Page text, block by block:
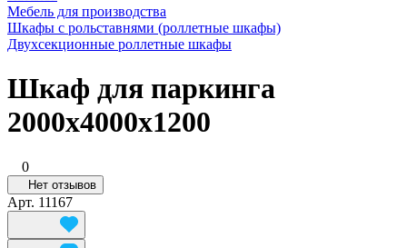
Мебель для производства
Шкафы с рольставнями (роллетные шкафы)
Двухсекционные роллетные шкафы
Шкаф для паркинга
2000x4000x1200
0
Нет отзывов
Арт. 11167